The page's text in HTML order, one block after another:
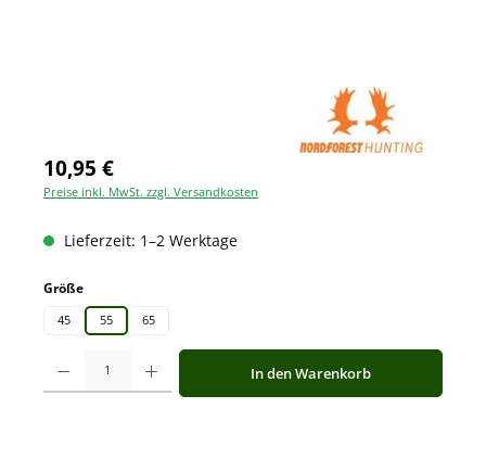
10,95 €
Preise inkl. MwSt. zzgl. Versandkosten
Lieferzeit: 1–2 Werktage
Größeauswählen
45 55 65
Produkt Anzahl: Gib den gewünschten Wert ein oder benutze die
In den Warenkorb